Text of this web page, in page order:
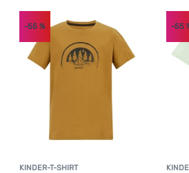
KINDER-T-SHIRT
-55 % -55